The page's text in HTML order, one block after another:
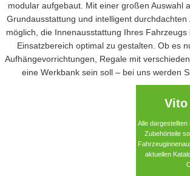
modular aufgebaut. Mit einer großen Auswahl
Grundausstattung und intelligent
möglich, die Innenausstattung Ihres Fahrzeugs
Einsatzbereich optimal zu gestalten. Ob es
Aufhängevorrichtungen, Regale mit
eine Werkbank sein soll – bei uns werden
Vito
Alle
Zubehörteile
aktuellen